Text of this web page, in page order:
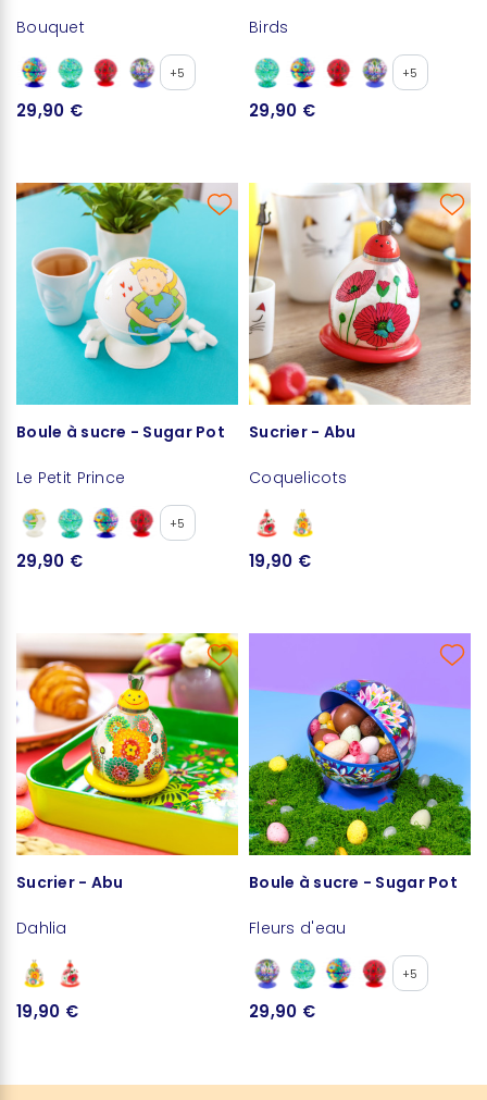
Bouquet
+5
29,90 €
Birds
+5
29,90 €
Boule à sucre - Sugar Pot
Le Petit Prince
+5
29,90 €
Sucrier - Abu
Coquelicots
19,90 €
Sucrier - Abu
Dahlia
19,90 €
Boule à sucre - Sugar Pot
Fleurs d'eau
+5
29,90 €